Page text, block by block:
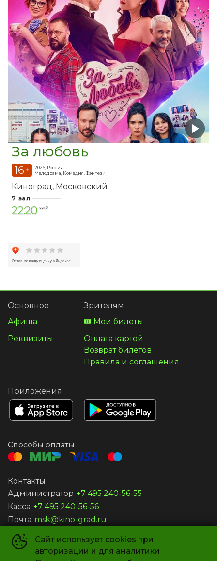
За любовь
16 +
2026, Россия
Мелодрама, Комедия, Фэнтези
Киноград Московский
7 зал
22:20 650 ₽
Сайт использует cookies при
авторизации и для аналитики
Основное
Афиша
Реквизиты
Зрителям
🎟️ Мои билеты
Оплата картой
Возврат билетов
Правила и соглашения
Приложения
Способы оплаты
Контакты
Администратор +7 495 240-56-55
Касса +7 495 240-56-56
Почта msk@kino-grad.ru
ООО «КИНОГРАД-В» ©2019-2026